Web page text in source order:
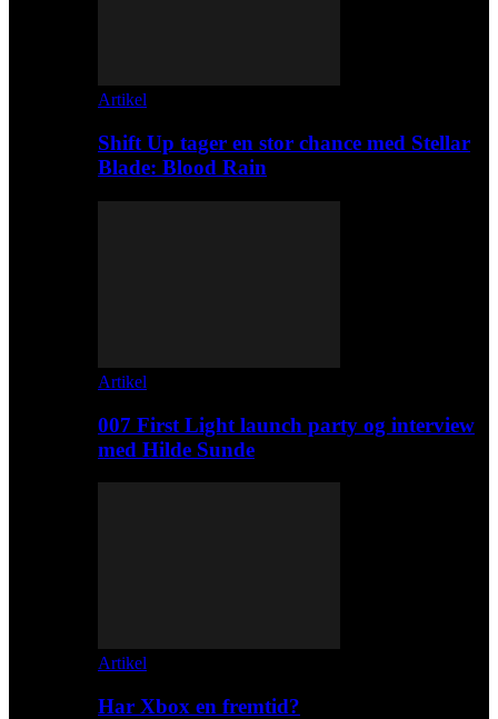
Artikel
Shift Up tager en stor chance med Stellar
Blade: Blood Rain
Artikel
007 First Light launch party og interview
med Hilde Sunde
Artikel
Har Xbox en fremtid?